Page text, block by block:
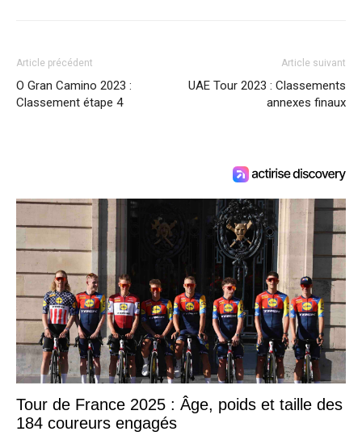
Article précédent
O Gran Camino 2023 :
Classement étape 4
Article suivant
UAE Tour 2023 : Classements
annexes finaux
Tour de France 2025 : Âge, poids et taille des
184 coureurs engagés